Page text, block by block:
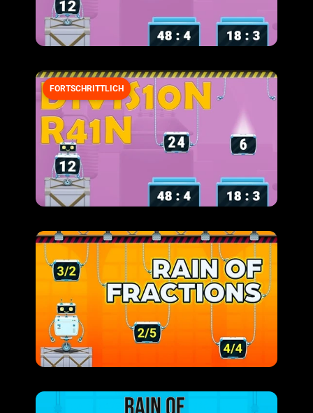
FORTSCHRITTLICH